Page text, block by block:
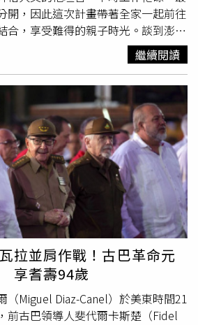
外國朋友時，光是提到她的名字就講
，執政黨拿國家納稅錢，不是幫台灣
國人面前抹黑在野黨，讓人看笑話。
法院長韓國瑜訪美獲得高規格接待，
受到重視，也代表國民黨對外交流做
卻小鼻子、小眼睛，刻意拿她與韓國
、見縫插針，但國民黨不會中計。並
能被看見，是整個團隊共同努力的成
分化。談及台海局勢，鄭麗文指出，
是台海不能打仗。若台海發生戰
嚴重許多倍；若台灣海峽被封鎖，影
嚴重。她強調，台海、日本與中國大
勢都越來越緊張，不能等到事情發生
明和平選項存在，全力避免戰爭、快
麗文表示，第一島鏈不應再是冷戰
應成為「和平繁榮之鏈」。日本、
灣、香港、新加坡，是全世界人才
金最豐沛、市場最大的區域之一，只
創造巨大的和平紅利。她說，台灣
開，因此這次計畫帶著全家一起前往
合，享受難得的親子時光。談到澎湖
家珍，直呼演出結束後一定要大啖海
。身為鐵人三項
者的他，也對
興趣。當聽聞澎湖馬拉松補給站曾提
美食時，立刻笑說相當心動，甚至萌
當場毛遂自薦，希望有機會擔任明年
嘉年華代言人。「2026澎湖追風音
至10月3日盛大登場，活動期間連
亭舉辦演唱會。（圖／三立提供）首
則表示，這次將與女友同行，兩人都
地文化充滿期待。他笑說，旅行結束
篇300字心得報告，記錄這趟特別的
的美好分享給更多人。「2026澎湖
9月12日至10月3日盛大登場，活動
觀音亭舉辦演唱會，並於9月13日
五場巨星級音樂盛會。今年活動邀
的藝人接力演出，包括圭賢、盧廣
想混蛋、TRASH、宇宙人、高爾宣
繼續閱讀
拉並肩作戰！古巴革命元
享耆壽94歲
（Miguel Diaz-Canel）於美東時間21
前古巴領導人斐代爾卡斯楚（Fidel